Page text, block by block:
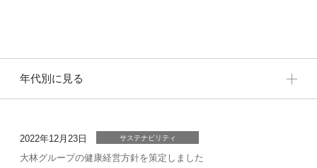
年代別に見る
2022年12月23日 サステナビリティ
大林グループの健康経営方針を策定しました